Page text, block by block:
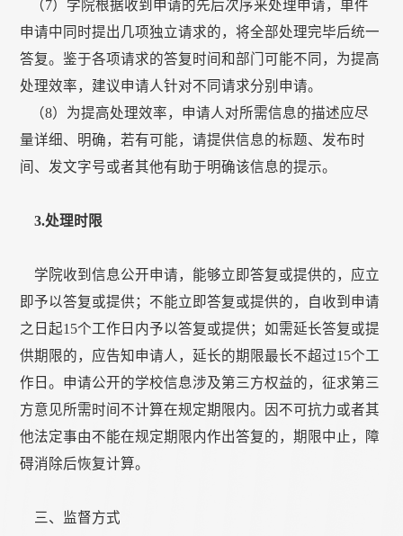
（7）学院根据收到申请的先后次序来处理申请，单件
申请中同时提出几项独立请求的，将全部处理完毕后统一
答复。鉴于各项请求的答复时间和部门可能不同，为提高
处理效率，建议申请人针对不同请求分别申请。
（8）为提高处理效率，申请人对所需信息的描述应尽
量详细、明确，若有可能，请提供信息的标题、发布时
间、发文字号或者其他有助于明确该信息的提示。
3.处理时限
学院收到信息公开申请，能够立即答复或提供的，应立
即予以答复或提供；不能立即答复或提供的，自收到申请
之日起15个工作日内予以答复或提供；如需延长答复或提
供期限的，应告知申请人，延长的期限最长不超过15个工
作日。申请公开的学校信息涉及第三方权益的，征求第三
方意见所需时间不计算在规定期限内。因不可抗力或者其
他法定事由不能在规定期限内作出答复的，期限中止，障
碍消除后恢复计算。
三、监督方式